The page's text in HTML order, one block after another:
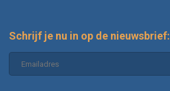
Schrijf je nu in op de nieuwsbrief: